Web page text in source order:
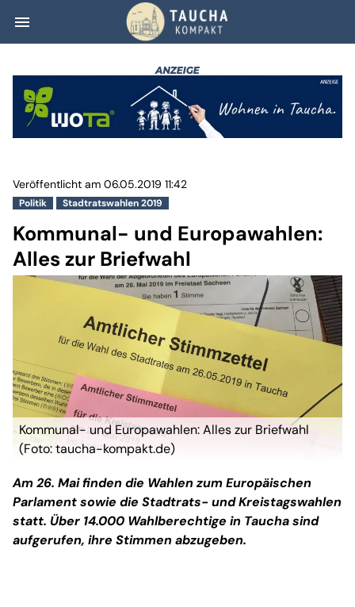
menu Kommunal- und
Politik Stadtratswahlen 2019
Veröffentlicht am 06.05.2019 11:42
Kommunal- und Europawahlen:
Alles zur Briefwahl
Kommunal- und Europawahlen: Alles zur Briefwahl
(Foto: taucha-kompakt.de)
Am 26. Mai finden die Wahlen zum Europäischen
Parlament sowie die Stadtrats- und Kreistagswahlen
statt. Über 14.000 Wahlberechtige in Taucha sind
aufgerufen, ihre Stimmen abzugeben.